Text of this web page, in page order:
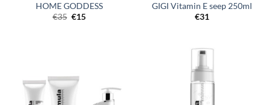
HOME GODDESS
€35 Algne
€15Praegune
GIGI Vitamin E seep 250ml
€31